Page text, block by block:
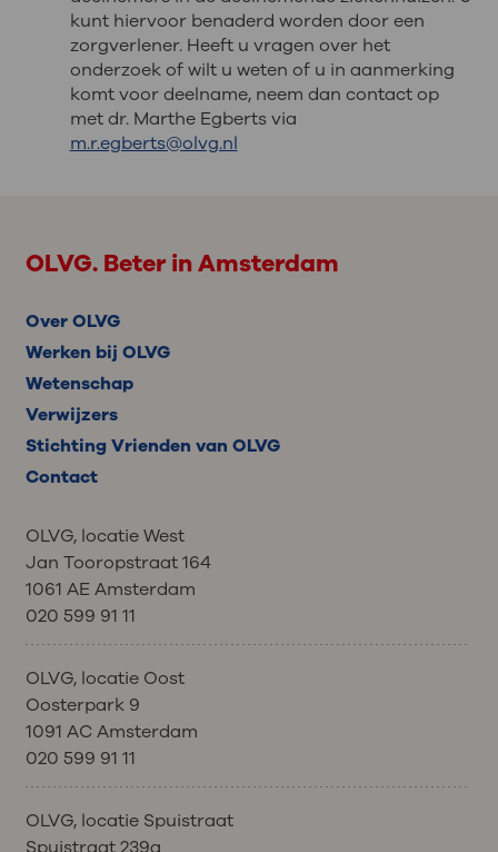
kunt hiervoor benaderd worden door een
zorgverlener. Heeft u vragen over het
onderzoek of wilt u weten of u in aanmerking
komt voor deelname, neem dan contact op
met dr. Marthe Egberts via
m.r.egberts@olvg.nl
OLVG. Beter in Amsterdam
Over OLVG
Werken bij OLVG
Wetenschap
Verwijzers
Stichting Vrienden van OLVG
Contact
OLVG, locatie West
Jan Tooropstraat 164
1061 AE Amsterdam
020 599 91 11
OLVG, locatie Oost
Oosterpark 9
1091 AC Amsterdam
020 599 91 11
OLVG, locatie Spuistraat